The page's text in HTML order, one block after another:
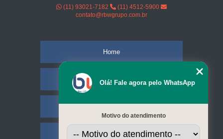
(11) 93021-7182
(11) 4512-5900
contato@rbwgrupo.com.br
Home
Empresa
Serviços
Olá! Fale agora pelo WhatsApp
Motivo do atendimento